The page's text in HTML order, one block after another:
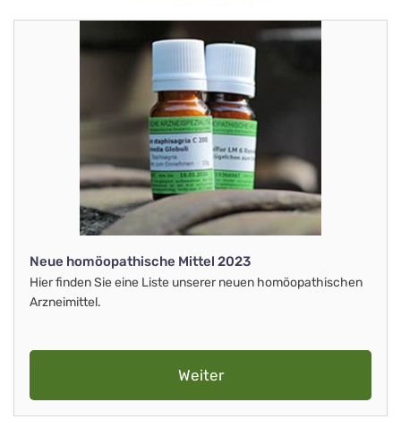
Neue homöopathische Mittel 2023
Hier finden Sie eine Liste unserer neuen homöopathischen
Arzneimittel.
Weiter